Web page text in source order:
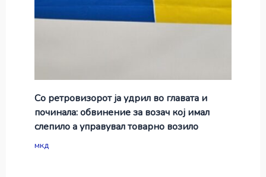
Со ретровизорот ја удрил во главата и
починала: обвинение за возач кој имал
слепило а управувал товарно возило
мкд